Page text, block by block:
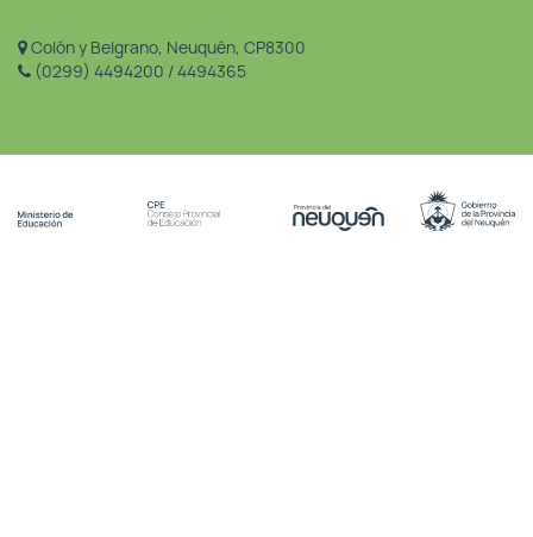
Colón y Belgrano, Neuquén, CP8300
(0299) 4494200 / 4494365